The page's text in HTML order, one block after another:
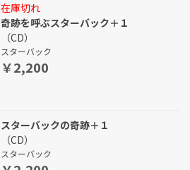
在庫切れ
奇跡を呼ぶスターバック＋１
（CD）
スターバック
￥2,200
スターバックの奇跡＋１
（CD）
スターバック